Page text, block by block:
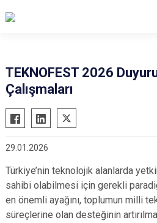
Akçakale
Birecik
Ceylanpınar
Halfeti
Harran
Hilvan
TEKNOFEST 2026
Çalışmaları
29.01.2026
Türkiye’nin teknolojik alanlarda
sahibi olabilmesi için gerekli
en önemli ayağını, toplumun milli
süreçlerine olan desteğinin